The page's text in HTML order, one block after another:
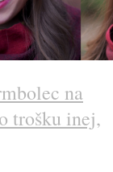
na
trošku inej,